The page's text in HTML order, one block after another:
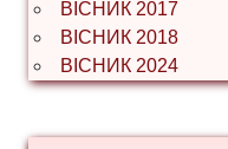
ВІСНИК 2017
ВІСНИК 2018
ВІСНИК 2024